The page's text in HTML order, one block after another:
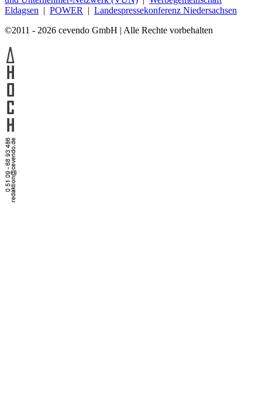
Eldagsen | POWER | Landespressekonferenz Niedersachsen
©2011 - 2026 cevendo GmbH | Alle Rechte vorbehalten